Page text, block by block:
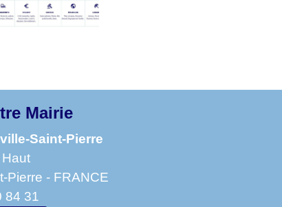
Mairie
Saint-Pierre
Pierre - FRANCE
84 31